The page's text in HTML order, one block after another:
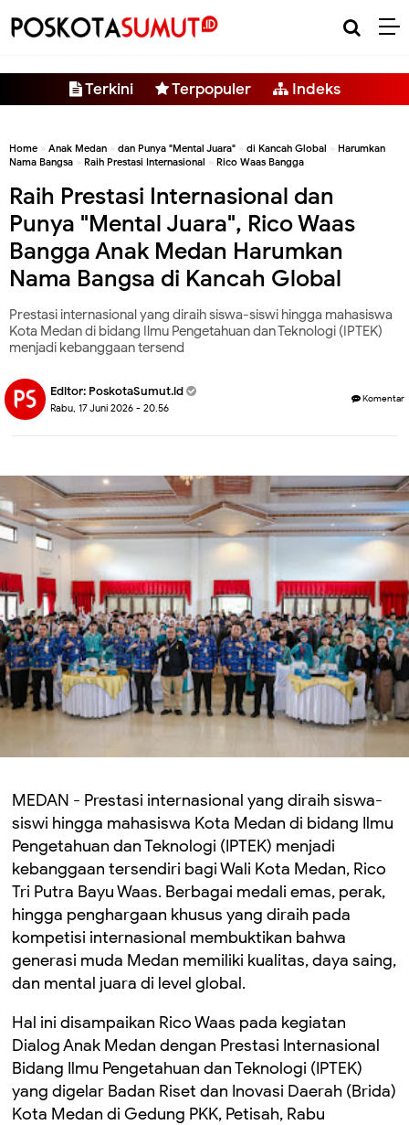
Terkini Terpopuler Indeks
Home » Anak Medan » dan Punya "Mental Juara" » di Kancah Global » Harumkan
Nama Bangsa » Raih Prestasi Internasional » Rico Waas Bangga
Raih Prestasi Internasional dan
Punya "Mental Juara", Rico Waas
Bangga Anak Medan Harumkan
Nama Bangsa di Kancah Global
Prestasi internasional yang diraih siswa-siswi hingga mahasiswa
Kota Medan di bidang Ilmu Pengetahuan dan Teknologi (IPTEK)
menjadi kebanggaan tersend
Editor: PoskotaSumut.id
Rabu, 17 Juni 2026 - 20.56
Komentar
MEDAN - Prestasi internasional yang diraih siswa-
siswi hingga mahasiswa Kota Medan di bidang Ilmu
Pengetahuan dan Teknologi (IPTEK) menjadi
kebanggaan tersendiri bagi Wali Kota Medan, Rico
Tri Putra Bayu Waas. Berbagai medali emas, perak,
hingga penghargaan khusus yang diraih pada
kompetisi internasional membuktikan bahwa
generasi muda Medan memiliki kualitas, daya saing,
dan mental juara di level global.
Hal ini disampaikan Rico Waas pada kegiatan
Dialog Anak Medan dengan Prestasi Internasional
Bidang Ilmu Pengetahuan dan Teknologi (IPTEK)
yang digelar Badan Riset dan Inovasi Daerah (Brida)
Kota Medan di Gedung PKK, Petisah, Rabu